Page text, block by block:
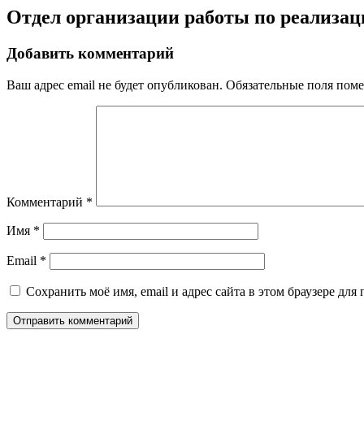
Отдел организации работы по
Добавить комментарий
Ваш адрес email не будет опубликован. Обязательные поля
Комментарий *
Имя *
Email *
Сохранить моё имя, email и адрес сайта в этом браузере